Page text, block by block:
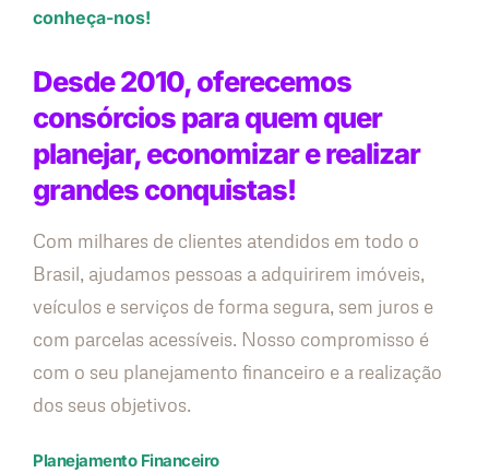
conheça-nos!
Desde 2010, oferecemos
consórcios para quem quer
planejar, economizar e realizar
grandes conquistas!
Com milhares de clientes atendidos em todo o
Brasil, ajudamos pessoas a adquirirem imóveis,
veículos e serviços de forma segura, sem juros e
com parcelas acessíveis. Nosso compromisso é
com o seu planejamento financeiro e a realização
dos seus objetivos.
Planejamento Financeiro